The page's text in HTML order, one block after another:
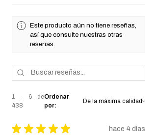
Este producto aún no tiene reseñas,
así que consulte nuestras otras
reseñas.
1 - 6 de
438
Ordenar
por:
★ ★ ★ ★ ★ hace 4 días